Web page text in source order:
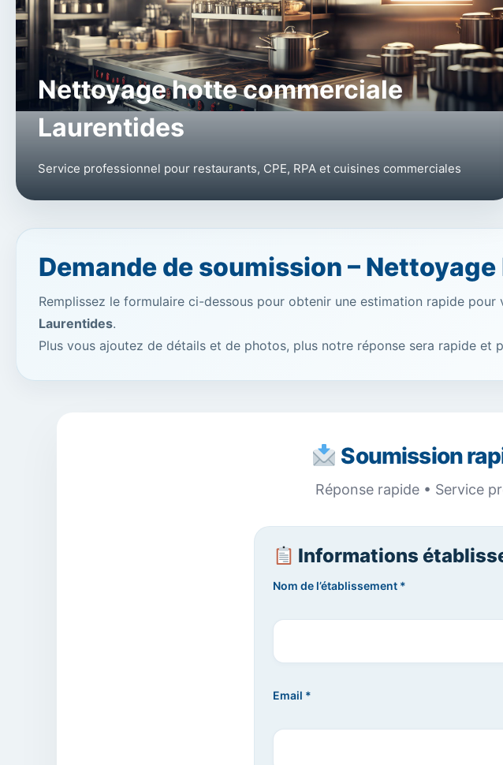
Nettoyage hotte commerciale
Laurentides
Service professionnel pour restaurants, CPE, RPA et cuisines commerciales
Demande de soumission –
Remplissez le formulaire ci-dessous pour obtenir une estimation rapide pour
Laurentides.
Plus vous ajoutez de détails et de photos, plus notre réponse sera rapide et
Soumission
Réponse rapide • Service
Informations
Nom de l’établissement *
Email *